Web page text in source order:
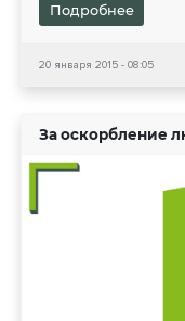
Подробнее
20 января 2015 - 08:05
За оскорбление